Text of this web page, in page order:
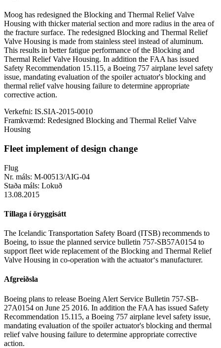
Moog has redesigned the Blocking and Thermal Relief Valve
Housing with thicker material section and more radius in the area of
the fracture surface. The redesigned Blocking and Thermal Relief
Valve Housing is made from stainless steel instead of aluminum.
This results in better fatigue performance of the Blocking and
Thermal Relief Valve Housing. In addition the FAA has issued
Safety Recommendation 15.115, a Boeing 757 airplane level safety
issue, mandating evaluation of the spoiler actuator's blocking and
thermal relief valve housing failure to determine appropriate
corrective action.
Verkefni: IS.SIA-2015-0010
Framkvæmd: Redesigned Blocking and Thermal Relief Valve
Housing
Fleet implement of design change
Flug
Nr. máls: M-00513/AIG-04
Staða máls: Lokuð
13.08.2015
Tillaga í öryggisátt
The Icelandic Transportation Safety Board (ITSB) recommends to
Boeing, to issue the planned service bulletin 757-SB57A0154 to
support fleet wide replacement of the Blocking and Thermal Relief
Valve Housing in co-operation with the actuator‘s manufacturer.
Afgreiðsla
Boeing plans to release Boeing Alert Service Bulletin 757-SB-
27A0154 on June 25 2016. In addition the FAA has issued Safety
Recommendation 15.115, a Boeing 757 airplane level safety issue,
mandating evaluation of the spoiler actuator's blocking and thermal
relief valve housing failure to determine appropriate corrective
action.